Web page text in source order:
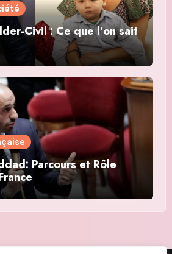
Civil : Ce que l’on sait
Parcours et Rôle